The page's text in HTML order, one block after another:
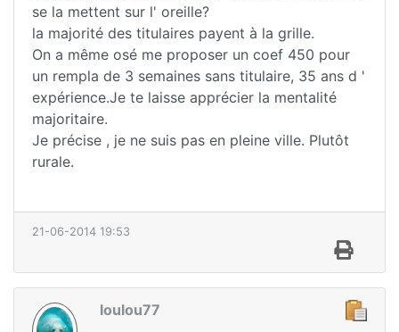
se la mettent sur l' oreille?
la majorité des titulaires payent à la grille.
On a même osé me proposer un coef 450 pour
un rempla de 3 semaines sans titulaire, 35 ans d '
expérience.Je te laisse apprécier la mentalité
majoritaire.
Je précise , je ne suis pas en pleine ville. Plutôt
rurale.
21-06-2014 19:53
loulou77